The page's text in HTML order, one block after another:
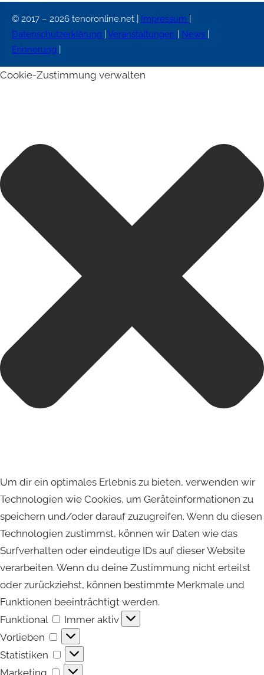
© 2017 – 2026 tenoronline.net | Impressum
Datenschutzerklärung
Veranstaltungen News
Erinnerung
Cookie-Zustimmung verwalten
Um dir ein optimales Erlebnis zu bieten, verwenden wir
Technologien wie Cookies, um Geräteinformationen zu
speichern und/oder darauf zuzugreifen. Wenn du diesen
Technologien zustimmst, können wir Daten wie das
Surfverhalten oder eindeutige IDs auf dieser Website
verarbeiten. Wenn du deine Zustimmung nicht erteilst
oder zurückziehst, können bestimmte Merkmale und
Funktionen beeinträchtigt werden.
Funktional
Funktional
Immer aktiv
Vorlieben
Vorlieben
Statistiken
Statistiken
Marketing
Marketing